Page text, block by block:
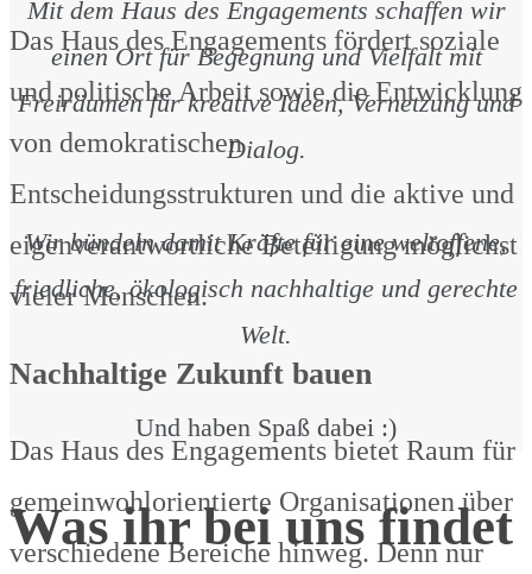
Das Haus des Engagements fördert soziale
und politische Arbeit sowie die Entwicklung
von demokratischen
Entscheidungsstrukturen und die aktive und
eigenverantwortliche Beteiligung möglichst
vieler Menschen.
Nachhaltige Zukunft bauen
Das Haus des Engagements bietet Raum für
gemeinwohlorientierte Organisationen über
verschiedene Bereiche hinweg. Denn nur
Mit dem Haus des Engagements schaffen wir
einen Ort für Begegnung und Vielfalt mit
Freiräumen für kreative Ideen, Vernetzung und
Dialog.
Wir bündeln damit Kräfte für eine weltoffene,
friedliche, ökologisch nachhaltige und gerechte
Welt.
Und haben Spaß dabei :)
Was ihr bei uns findet